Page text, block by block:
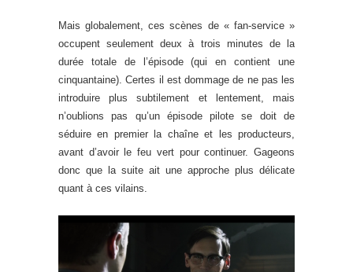
Mais globalement, ces scènes de « fan-service »
occupent seulement deux à trois minutes de la
durée totale de l’épisode (qui en contient une
cinquantaine). Certes il est dommage de ne pas les
introduire plus subtilement et lentement, mais
n’oublions pas qu’un épisode pilote se doit de
séduire en premier la chaîne et les producteurs,
avant d’avoir le feu vert pour continuer. Gageons
donc que la suite ait une approche plus délicate
quant à ces vilains.